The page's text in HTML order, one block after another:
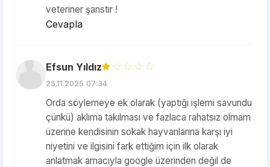
veteriner şanstır !
Cevapla
Efsun Yıldız
25.11.2025 07:34
Orda söylemeye ek olarak (yaptığı işlemi savundu
çünkü) aklıma takılması ve fazlaca rahatsız olmam
üzerine kendisinin sokak hayvanlarına karşı iyi
niyetini ve ilgisini fark ettiğim için ilk olarak
anlatmak amacıyla google üzerinden değil de